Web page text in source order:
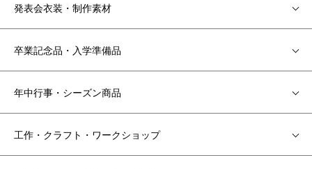
発表会衣装・制作素材
卒業記念品・入学準備品
年中行事・シーズン商品
工作・クラフト・ワークショップ